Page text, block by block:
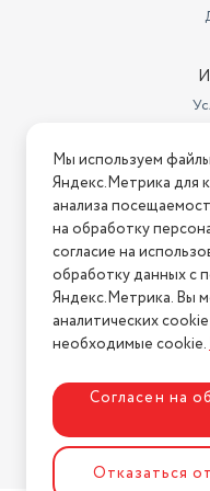
Нашли
2026 © Интернет-
Политика
Мы используем
Яндекс.Метрика для
анализа
на обработку
согласие на
обработку данных с
Яндекс.Метрика. Вы
аналитических
необходимые cookie.
Согласен на
Отказаться